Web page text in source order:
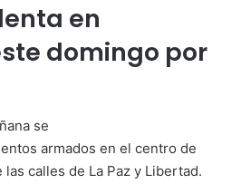
en
domingo por
se
armados en el centro de
las calles de La Paz y Libertad.